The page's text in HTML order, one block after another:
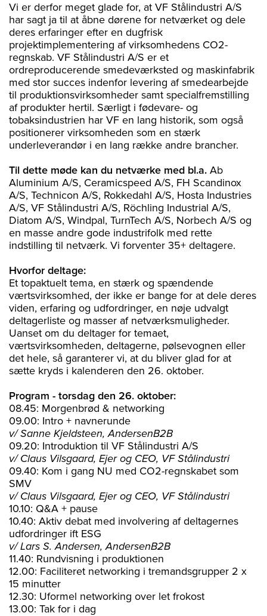
Vi er derfor meget glade for, at VF Stålindustri A/S
har sagt ja til at åbne dørene for netværket og dele
deres erfaringer efter en dugfrisk
projektimplementering af virksomhedens CO2-
regnskab. VF Stålindustri A/S er et
ordreproducerende smedeværksted og maskinfabrik
med stor succes indenfor levering af smedearbejde
til produktionsvirksomheder samt specialfremstilling
af produkter hertil. Særligt i fødevare- og
tobaksindustrien har VF en lang historik, som også
positionerer virksomheden som en stærk
underleverandør i en lang række andre brancher.
Til dette møde kan du netværke med bl.a. Ab
Aluminium A/S, Ceramicspeed A/S, FH Scandinox
A/S, Technicon A/S, Rokkedahl A/S, Hosta Industries
A/S, VF Stålindustri A/S, Röchling Industrial A/S,
Diatom A/S, Windpal, TurnTech A/S, Norbech A/S og
en masse andre gode industrifolk med rette
indstilling til netværk. Vi forventer 35+ deltagere.
Hvorfor deltage:
Et topaktuelt tema, en stærk og spændende
værtsvirksomhed, der ikke er bange for at dele deres
viden, erfaring og udfordringer, en nøje udvalgt
deltagerliste og masser af netværksmuligheder.
Uanset om du deltager for temaet,
værtsvirksomheden, deltagerne, pølsevognen eller
det hele, så garanterer vi, at du bliver glad for at
sætte kryds i kalenderen den 26. oktober.
Program - torsdag den 26. oktober:
08.45: Morgenbrød & networking
09.00: Intro + navnerunde
v/ Sanne Kjeldsteen, AndersenB2B
09.20: Introduktion til VF Stålindustri A/S
v/ Claus Vilsgaard, Ejer og CEO, VF Stålindustri
09.40: Kom i gang NU med CO2-regnskabet som
SMV
v/ Claus Vilsgaard, Ejer og CEO, VF Stålindustri
10.10: Q&A + pause
10.40: Aktiv debat med involvering af deltagernes
udfordringer ift ESG
v/ Lars S. Andersen, AndersenB2B
11.40: Rundvisning i produktionen
12.00: Faciliteret networking i tremandsgrupper 2 x
15 minutter
12.30: Uformel networking over let frokost
13.00: Tak for i dag